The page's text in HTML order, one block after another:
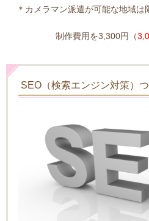
＊カメラマン派遣が可能な地域
制作費用を3,300円（
SEO（検索エンジン対策）